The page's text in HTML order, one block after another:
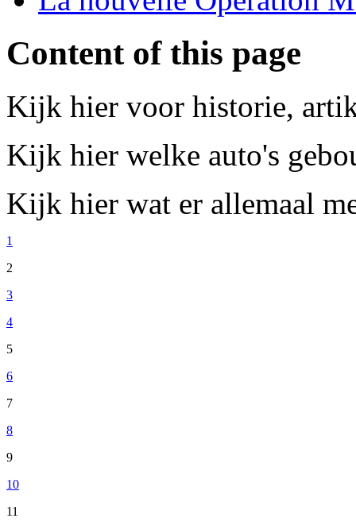
Content of this page
Kijk hier voor historie,
Kijk hier welke auto's
Kijk hier wat er allemaal
1
2
3
4
5
6
7
8
9
10
11